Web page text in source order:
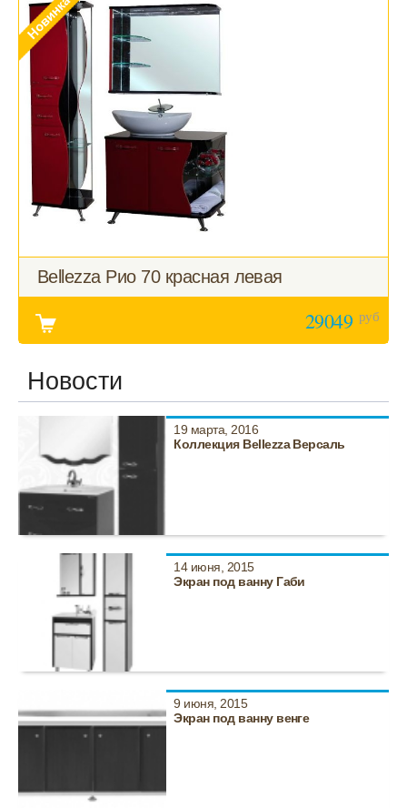
Bellezza Рио 70 красная левая
29049 руб
Новости
19 марта, 2016
Коллекция Bellezza Версаль
14 июня, 2015
Экран под ванну Габи
9 июня, 2015
Экран под ванну венге